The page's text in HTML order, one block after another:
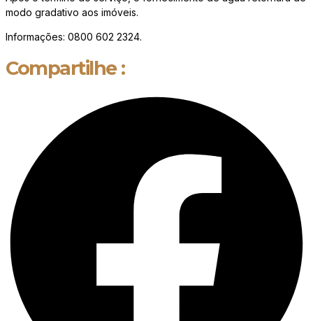
modo gradativo aos imóveis.
Informações: 0800 602 2324.
Compartilhe :